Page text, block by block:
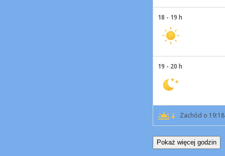
18 - 19 h
19 - 20 h
Zachód o 19:18
Pokaż więcej godzin